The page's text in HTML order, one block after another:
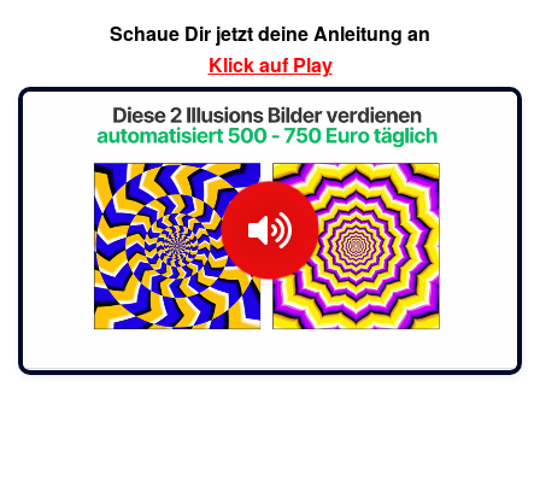
Schaue Dir jetzt deine Anleitung an
Klick auf Play